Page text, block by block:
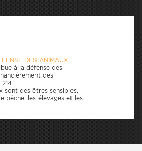
DES ANIMAUX
à la défense des
des
sont des êtres sensibles,
pêche, les élevages et les